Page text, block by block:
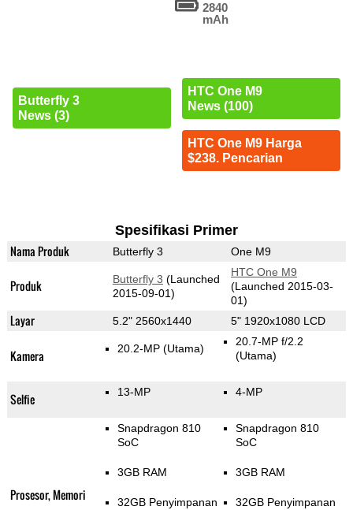
Butterfly 3
News (3)
2840
mAh
HTC One M9
News (100)
HTC One M9 Harga
$238. Pencarian
Spesifikasi Primer
Nama Produk Butterfly 3 One M9
Produk Butterfly 3 (Launched
2015-09-01)
HTC One M9
(Launched 2015-03-
01)
Layar 5.2" 2560x1440 5" 1920x1080 LCD
Kamera 20.2-MP (Utama)
20.7-MP f/2.2
(Utama)
Selfie 13-MP 4-MP
Prosesor, Memori
Snapdragon 810
SoC
3GB RAM
32GB Penyimpanan
Snapdragon 810
SoC
3GB RAM
32GB Penyimpanan